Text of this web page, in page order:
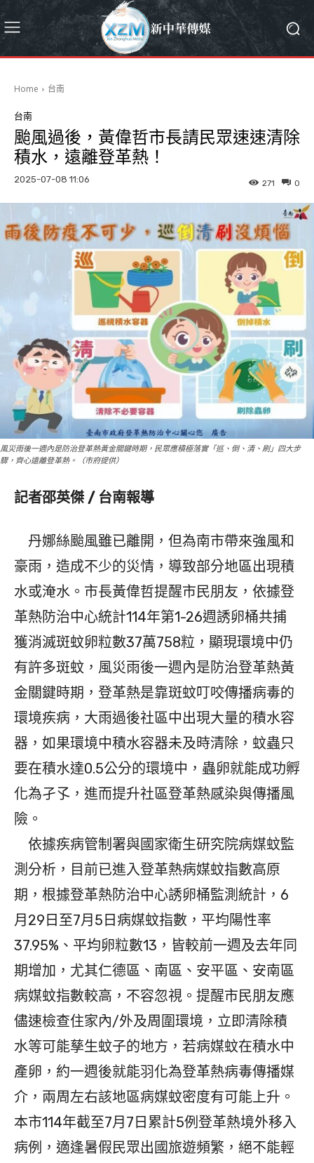
Home 台南
台南
颱風過後，黃偉哲市長請民眾速速清除
積水，遠離登革熱！
2025-07-08 11:06 0
271
風災雨後一週內是防治登革熱黃金關鍵時期，民眾應積極落實「巡、倒、清、刷」四大步
驟，齊心遠離登革熱。（市府提供）
記者邵英傑 / 台南報導
丹娜絲颱風雖已離開，但為南市帶來強風和
豪雨，造成不少的災情，導致部分地區出現積
水或淹水。市長黃偉哲提醒市民朋友，依據登
革熱防治中心統計114年第1-26週誘卵桶共捕
獲消滅斑蚊卵粒數37萬758粒，顯現環境中仍
有許多斑蚊，風災雨後一週內是防治登革熱黃
金關鍵時期，登革熱是靠斑蚊叮咬傳播病毒的
環境疾病，大雨過後社區中出現大量的積水容
器，如果環境中積水容器未及時清除，蚊蟲只
要在積水達0.5公分的環境中，蟲卵就能成功孵
化為孑孓，進而提升社區登革熱感染與傳播風
險。
依據疾病管制署與國家衛生研究院病媒蚊監
測分析，目前已進入登革熱病媒蚊指數高原
期，根據登革熱防治中心誘卵桶監測統計，6
月29日至7月5日病媒蚊指數，平均陽性率
37.95%、平均卵粒數13，皆較前一週及去年同
期增加，尤其仁德區、南區、安平區、安南區
病媒蚊指數較高，不容忽視。提醒市民朋友應
儘速檢查住家內/外及周圍環境，立即清除積
水等可能孳生蚊子的地方，若病媒蚊在積水中
產卵，約一週後就能羽化為登革熱病毒傳播媒
介，兩周左右該地區病媒蚊密度有可能上升。
本市114年截至7月7日累計5例登革熱境外移入
病例，適逢暑假民眾出國旅遊頻繁，絕不能輕